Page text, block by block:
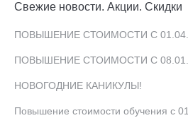
Свежие новости. Акции. Скидки
ПОВЫШЕНИЕ СТОИМОСТИ С
ПОВЫШЕНИЕ СТОИМОСТИ С
НОВОГОДНИЕ КАНИКУЛЫ!
Повышение стоимости обучения с